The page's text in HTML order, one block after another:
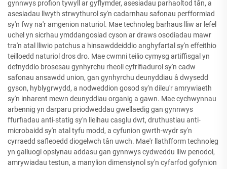
gynnwys profion tywyll ar gyflymder, asesiadau parhaoltod tân, a
asesiadau llwyth strwythurol sy'n cadarnhau safonau perfformiad
sy'n fwy na'r amgenion naturiol. Mae technoleg barhaus lliw ar lefel
uchel yn sicrhau ymddangosiad cyson ar draws osodiadau mawr
tra'n atal lliwio patchus a hinsawddeiddio anghyfartal sy'n effeithio
teilloedd naturiol dros dro. Mae cwmni teilio cymysg artiffisgal yn
defnyddio brosesau gynhyrchu rheoli cyfrifiadurol sy'n cadw
safonau ansawdd union, gan gynhyrchu deunyddiau â dwysedd
gyson, hyblygrwydd, a nodweddion gosod sy'n dileu'r amrywiaeth
sy'n inharent mewn deunyddiau organig a gawn. Mae cychwynnau
arbennig yn darparu priodweddau gwellaedig gan gynnwys
ffurfiadau anti-statig sy'n lleihau casglu dwt, druthustiau anti-
microbaidd sy'n atal tyfu modd, a cyfunion gwrth-wydr sy'n
cyrraedd safleoedd diogelwch tân uwch. Mae'r llathfform technoleg
yn galluogi opsiynau addasu gan gynnwys cydweddu lliw penodol,
amrywiadau testun, a manylion dimensiynol sy'n cyfarfod gofynion